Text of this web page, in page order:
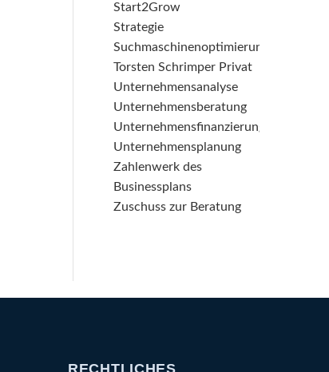
Start2Grow
Strategie
Suchmaschinenoptimierung
Torsten Schrimper Privat
Unternehmensanalyse
Unternehmensberatung
Unternehmensfinanzierung
Unternehmensplanung
Zahlenwerk des
Businessplans
Zuschuss zur Beratung
RECHTLICHES